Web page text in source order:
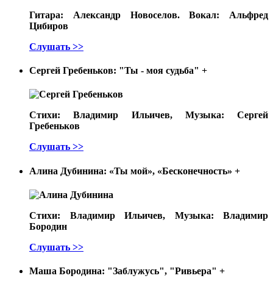
Гитара: Александр Новоселов. Вокал: Альфред
Цибиров
Слушать >>
Сергей Гребеньков: "Ты - моя судьба" +
Стихи: Владимир Ильичев, Музыка: Сергей
Гребеньков
Слушать >>
Алина Дубинина: «Ты мой», «Бесконечность» +
Стихи: Владимир Ильичев, Музыка: Владимир
Бородин
Слушать >>
Маша Бородина: "Заблужусь", "Ривьера" +